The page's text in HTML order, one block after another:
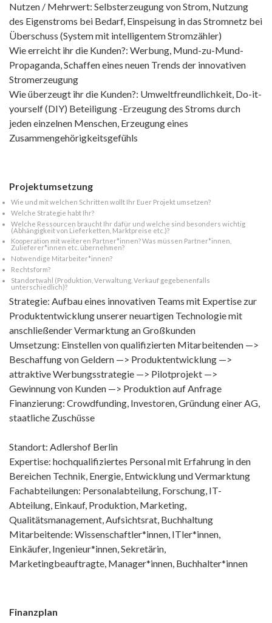
Nutzen / Mehrwert: Selbsterzeugung von Strom, Nutzung
des Eigenstroms bei Bedarf, Einspeisung in das Stromnetz bei
Überschuss (System mit intelligentem Stromzähler)
Wie erreicht ihr die Kunden?: Werbung, Mund-zu-Mund-
Propaganda, Schaffen eines neuen Trends der innovativen
Stromerzeugung
Wie überzeugt ihr die Kunden?: Umweltfreundlichkeit, Do-it-
yourself (DIY) Beteiligung -Erzeugung des Stroms durch
jeden einzelnen Menschen, Erzeugung eines
Zusammengehörigkeitsgefühls
Projektumsetzung
Wie und mit welchen Schritten wollt Ihr Euer Projekt umsetzen?
Welche Strategie habt Ihr?
Welche Ressourcen braucht Ihr dafür und welche sind besonders wichtig
(Abhängigkeit von Lieferketten, Marktpreise etc.)?
Kooperation mit weiteren Partner*innen? Was müssen Partner*innen,
Zulieferer*innen etc. übernehmen?
Notwendige Mitarbeiter*innen?
Rechtsform?
Standortwahl (Produktion, Verwaltung, Verkauf gegebenenfalls
unterschiedlich)?
Strategie: Aufbau eines innovativen Teams mit Expertise zur
Produktentwicklung unserer neuartigen Technologie mit
anschließender Vermarktung an Großkunden
Umsetzung: Einstellen von qualifizierten Mitarbeitenden —>
Beschaffung von Geldern —> Produktentwicklung —>
attraktive Werbungsstrategie —> Pilotprojekt —>
Gewinnung von Kunden —> Produktion auf Anfrage
Finanzierung: Crowdfunding, Investoren, Gründung einer AG,
staatliche Zuschüsse
Standort: Adlershof Berlin
Expertise: hochqualifiziertes Personal mit Erfahrung in den
Bereichen Technik, Energie, Entwicklung und Vermarktung
Fachabteilungen: Personalabteilung, Forschung, IT-
Abteilung, Einkauf, Produktion, Marketing,
Qualitätsmanagement, Aufsichtsrat, Buchhaltung
Mitarbeitende: Wissenschaftler*innen, ITler*innen,
Einkäufer, Ingenieur*innen, Sekretärin,
Marketingbeauftragte, Manager*innen, Buchhalter*innen
Finanzplan